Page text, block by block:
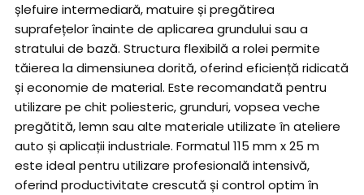
șlefuire intermediară, matuire și pregătirea
suprafețelor înainte de aplicarea grundului sau a
stratului de bază. Structura flexibilă a rolei permite
tăierea la dimensiunea dorită, oferind eficiență ridicată
și economie de material. Este recomandată pentru
utilizare pe chit poliesteric, grunduri, vopsea veche
pregătită, lemn sau alte materiale utilizate în ateliere
auto și aplicații industriale. Formatul 115 mm x 25 m
este ideal pentru utilizare profesională intensivă,
oferind productivitate crescută și control optim în